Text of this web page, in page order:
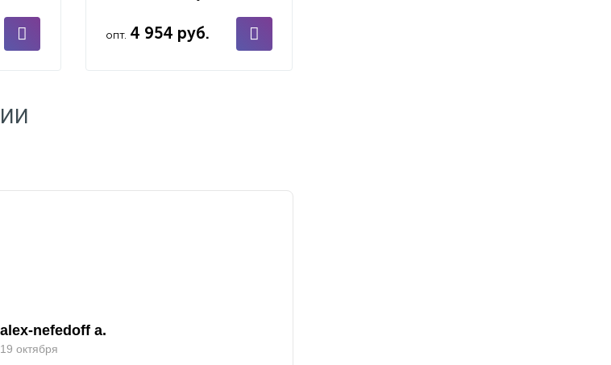
опт. 4 954 руб.
alex-nefedoff a.
19 октября